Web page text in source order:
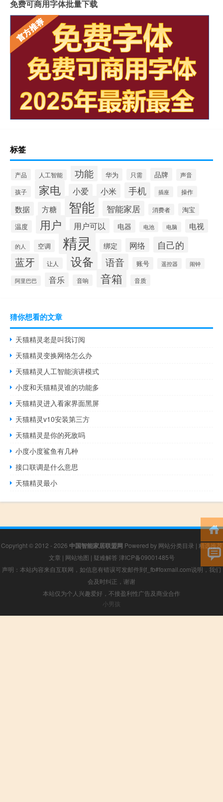
免费可商用字体批量下载
标签
产品 人工智能 功能 华为 只需 品牌 声音
孩子 家电 小爱 小米 手机 插座 操作
数据 方糖 智能 智能家居 消费者
淘宝
温度
用户 用户可以 电器 电池 电脑 电视
的人 空调 精灵 绑定 网络 自己的
蓝牙 让人 设备 语音 账号 遥控器 闹钟
阿里巴巴 音乐 音响 音箱 音质
猜你想看的文章
天猫精灵老是叫我订阅
天猫精灵变换网络怎么办
天猫精灵人工智能演讲模式
小度和天猫精灵谁的功能多
天猫精灵进入看家界面黑屏
天猫精灵v10安装第三方
天猫精灵是你的死敌吗
小度小度鲨鱼有几种
接口联调是什么意思
天猫精灵最小
Copyright © 2012 - 2026 中国智能家居联盟网 Powered by 网站分类目录 | 精选推荐
文章 | 网站地图 | 疑难解答 津ICP备09001485号
声明：本站内容来自互联网，如信息有错误可发邮件到f_fb#foxmail.com说明，我们
会及时纠正，谢谢
本站仅为个人兴趣爱好，不接盈利性广告及商业合作
小男孩